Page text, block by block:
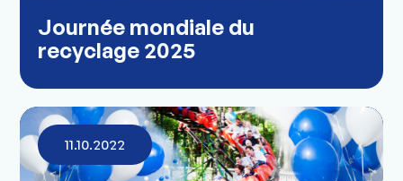
Journée mondiale du
recyclage 2025
11.10.2022